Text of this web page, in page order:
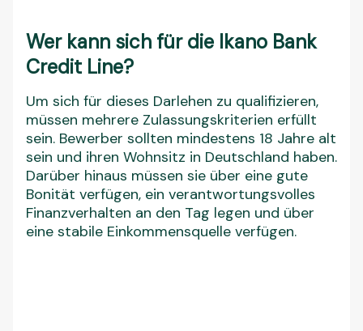
Wer kann sich für die Ikano Bank
Credit Line?
Um sich für dieses Darlehen zu qualifizieren,
müssen mehrere Zulassungskriterien erfüllt
sein. Bewerber sollten mindestens 18 Jahre alt
sein und ihren Wohnsitz in Deutschland haben.
Darüber hinaus müssen sie über eine gute
Bonität verfügen, ein verantwortungsvolles
Finanzverhalten an den Tag legen und über
eine stabile Einkommensquelle verfügen.